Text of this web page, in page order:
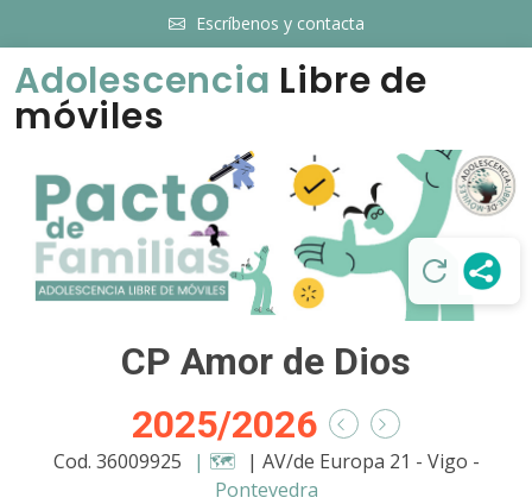
Escríbenos y contacta
Adolescencia Libre de
móviles
CP Amor de Dios
2025/2026
Cod. 36009925 | 🗺️ | AV/de Europa 21 - Vigo -
Pontevedra